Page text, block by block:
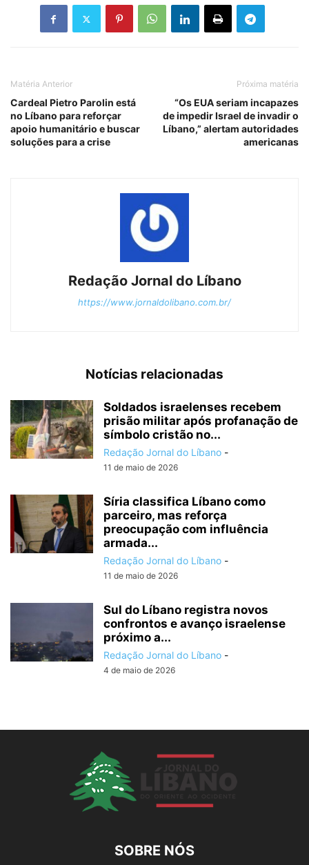
Matéria Anterior
Cardeal Pietro Parolin está
no Líbano para reforçar
apoio humanitário e buscar
soluções para a crise
Próxima matéria
“Os EUA seriam incapazes
de impedir Israel de invadir o
Líbano,” alertam autoridades
americanas
Redação Jornal do Líbano
https://www.jornaldolibano.com.br/
Notícias relacionadas
Soldados israelenses recebem
prisão militar após profanação de
símbolo cristão no...
Redação Jornal do Líbano -
11 de maio de 2026
Síria classifica Líbano como
parceiro, mas reforça
preocupação com influência
armada...
Redação Jornal do Líbano -
11 de maio de 2026
Sul do Líbano registra novos
confrontos e avanço israelense
próximo a...
Redação Jornal do Líbano -
4 de maio de 2026
SOBRE NÓS